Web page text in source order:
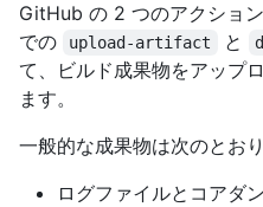
GitHub の 2 つのアクショ
での
upload-artifact と
て、ビルド成果物をアップ
ます。
一般的な成果物は次のとおり
ログファイルとコアダ